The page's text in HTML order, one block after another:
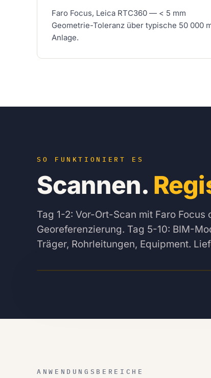
Faro Focus, Leica RTC360 — < 5 mm
Geometrie-Toleranz über typische 50 000
Anlage.
SO FUNKTIONIERT ES
Scannen.
Tag 1-2: Vor-Ort-Scan mit Faro
Georeferenzierung. Tag 5-10: BIM-
Träger, Rohrleitungen, Equipment.
ANWENDUNGSBEREICHE